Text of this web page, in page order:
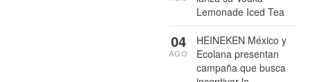
Lemonade Iced Tea
HEINEKEN México y
Ecolana presentan
campaña que busca
04
AGO